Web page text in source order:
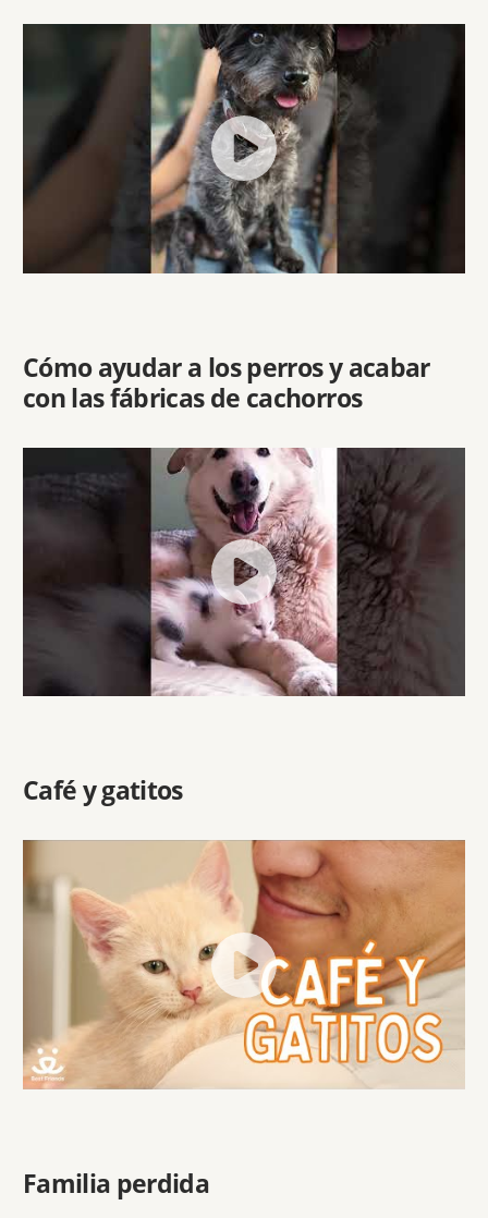
Cómo ayudar a los perros y acabar
con las fábricas de cachorros
Café y gatitos
Familia perdida